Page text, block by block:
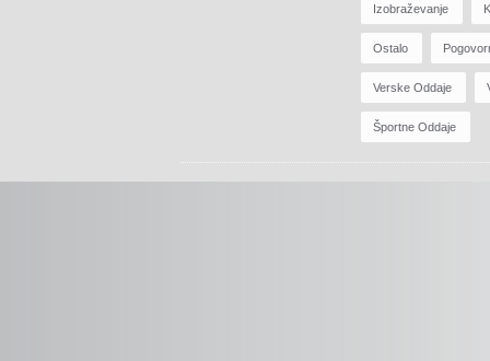
Izobraževanje
Ostalo
Verske Oddaje
Športne Oddaje